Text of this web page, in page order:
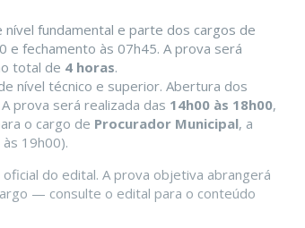
fundamental e parte dos cargos de
fechamento às 07h45. A prova será
total de 4 horas.
nível técnico e superior. Abertura dos
prova será realizada das 14h00 às 18h00,
o cargo de Procurador Municipal, a
19h00).
do edital. A prova objetiva abrangerá
— consulte o edital para o conteúdo